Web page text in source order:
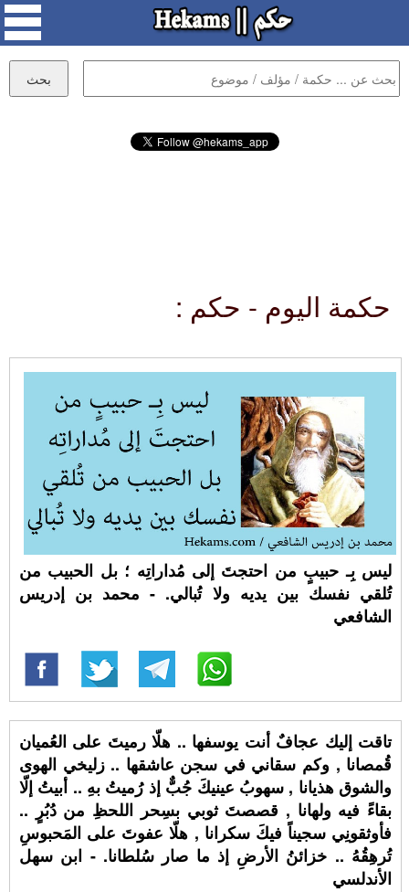
حكمة اليوم - حكم :
ليس بِـ حبيبٍ من احتجتَ إلى مُداراتِه ؛ بل الحبيب من
تُلقي نفسك بين يديه ولا تُبالي. - محمد بن إدريس
الشافعي
تاقت إليك عجافٌ أنت يوسفها .. هلّا رميتَ على العُميان
قُمصانا , وكم سقاني في سجن عاشقها .. زليخي الهوى
والشوق هذيانا , سهوبُ عينيكَ جُبٌّ إذ رُميتُ بهِ .. أبيتُ إلّا
بقاءً فيه ولهانا , قصصتَ ثوبي بسِحر اللحظِ من دُبُرٍ ..
فأوثقونِي سجيناً فيكَ سكرانا , هلّا عفوتَ على المَحبوسِ
تُرهِقُهُ .. خزائنُ الأرضِ إذ ما صار سُلطانا. - ابن سهل
الأندلسي